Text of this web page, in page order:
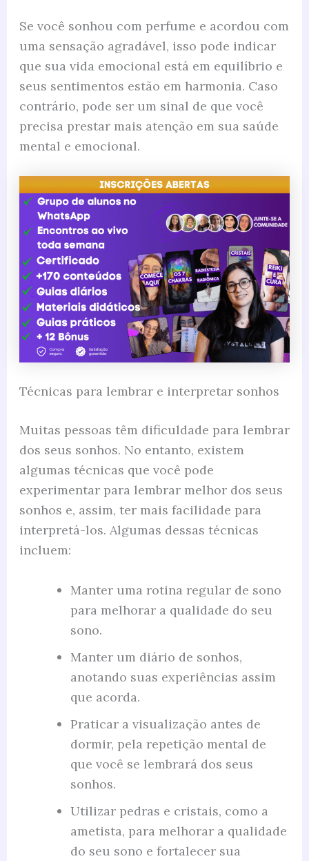
Se você sonhou com perfume e acordou com
uma sensação agradável, isso pode indicar
que sua vida emocional está em equilíbrio e
seus sentimentos estão em harmonia. Caso
contrário, pode ser um sinal de que você
precisa prestar mais atenção em sua saúde
mental e emocional.
Técnicas para lembrar e interpretar sonhos
Muitas pessoas têm dificuldade para lembrar
dos seus sonhos. No entanto, existem
algumas técnicas que você pode
experimentar para lembrar melhor dos seus
sonhos e, assim, ter mais facilidade para
interpretá-los. Algumas dessas técnicas
incluem:
Manter uma rotina regular de sono
para melhorar a qualidade do seu
sono.
Manter um diário de sonhos,
anotando suas experiências assim
que acorda.
Praticar a visualização antes de
dormir, pela repetição mental de
que você se lembrará dos seus
sonhos.
Utilizar pedras e cristais, como a
ametista, para melhorar a qualidade
do seu sono e fortalecer sua